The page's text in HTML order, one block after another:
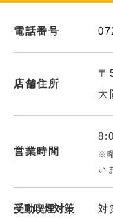
電話番号
店舗住所
〒
大
営業時間
※
い
受動喫煙対策 対